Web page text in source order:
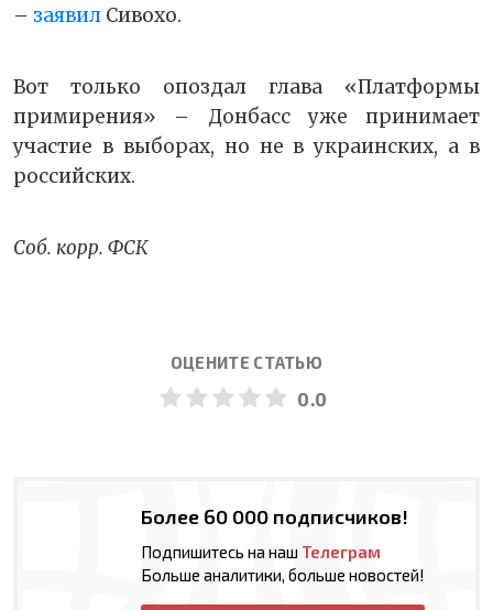
– заявил Сивохо.
Вот только опоздал глава «Платформы
примирения» – Донбасс уже принимает
участие в выборах, но не в украинских, а в
российских.
Соб. корр. ФСК
ОЦЕНИТЕ СТАТЬЮ
0.0
Более 60 000 подписчиков!
Подпишитесь на наш Телеграм
Больше аналитики, больше новостей!